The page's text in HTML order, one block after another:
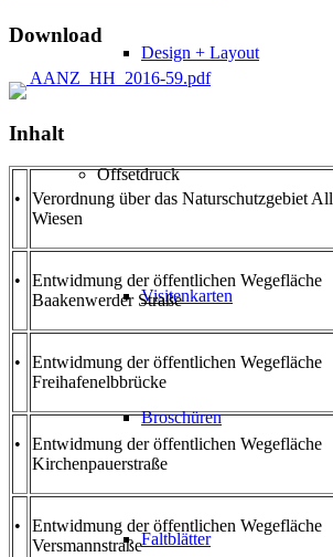
Design + Layout
Offsetdruck
Visitenkarten
Broschüren
Faltblätter
Download
AANZ_HH_2016-59.pdf
Inhalt
•
Verordnung über das Naturschutzgebiet
Wiesen
•
Entwidmung der öffentlichen Wegefläche
Baakenwerder Straße
•
Entwidmung der öffentlichen Wegefläche
Freihafenelbbrücke
•
Entwidmung der öffentlichen Wegefläche
Kirchenpauerstraße
•
Entwidmung der öffentlichen Wegefläche
Versmannstraße